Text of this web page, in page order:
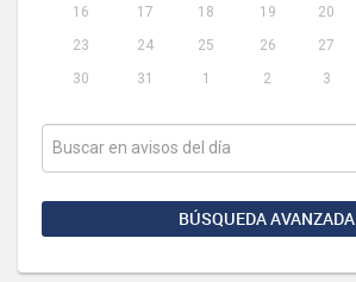
16
17 18 19 20
23
24 25 26 27
30
31 1 2 3
BÚSQUEDA AVANZADA